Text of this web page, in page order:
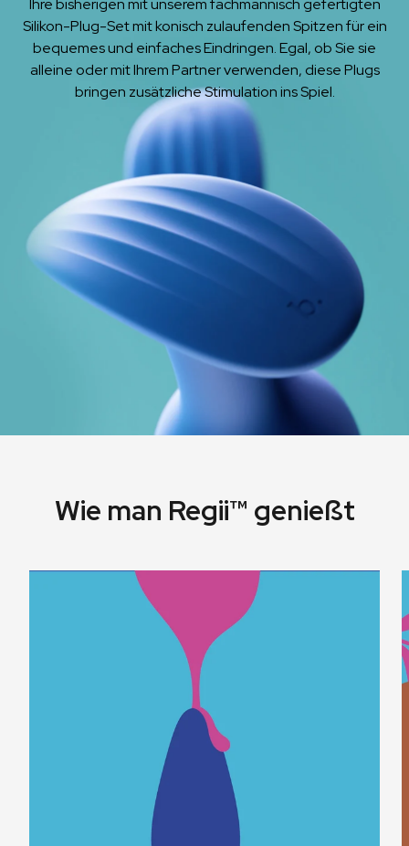
Ihre bisherigen mit unserem fachmännisch gefertigten
Silikon-Plug-Set mit konisch zulaufenden Spitzen für ein
bequemes und einfaches Eindringen. Egal, ob Sie sie
alleine oder mit Ihrem Partner verwenden, diese Plugs
bringen zusätzliche Stimulation ins Spiel.
Wie man Regii™ genießt